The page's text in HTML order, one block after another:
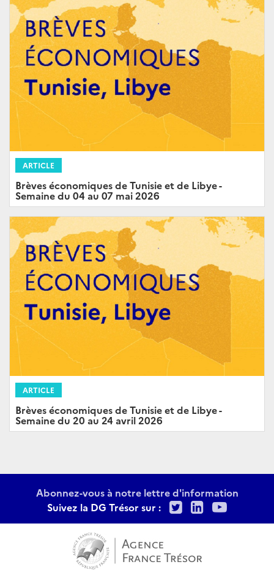
ARTICLE
Brèves économiques de Tunisie et de Libye -
Semaine du 04 au 07 mai 2026
ARTICLE
Brèves économiques de Tunisie et de Libye -
Semaine du 20 au 24 avril 2026
Abonnez-vous à notre lettre d'information
Suivez la DG Trésor sur :
TwitterLinkedIn